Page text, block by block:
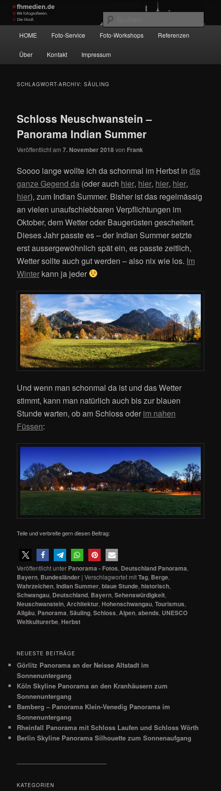
Zum
primären
Inhalt
springen
Zum
sekundären
Inhalt
springen
Wir fotografieren die Hauptstadt!
HOME Foto-Service Foto-Workshops Referenzen
Über Kontakt Impressum
SCHLAGWORT-ARCHIV:SÄULING
Schloss Neuschwanstein –
Panorama Indian Summer
Veröffentlicht am7. November 2018von Frank
Soooo lange wollte ich da schonmal im Herbst indie
ganze Gegend da (oder auch hier, hier, hier, hier,
hier), zum Indian Summer. Bisher ist das regelmässig
an vielen unaufschiebbaren Verpflichtungen im
Oktober, dem Wetter oder Baugerüsten gescheitert.
Dieses Jahr passte es – der Indian Summer setzte
erst aussergewöhnlich spät ein, es passte zeitlich,
Wetter sollte auch gut werden – also nix wie los. Im
Winter kann ja jeder
Und wenn man schonmal da ist und das Wetter
stimmt, kann man natürlich auch bis zur blauen
Stunde warten, ob am Schloss oder im nahen
Füssen:
Teile und verbreite gern diesen Beitrag:
Veröffentlicht unter Panorama - Fotos, Deutschland Panorama,
Bayern, Bundesländer |Verschlagwortet mitTag, Berge,
Wahrzeichen,Indian Summer,blaue Stunde,historisch,
Schwangau, Deutschland, Bayern,Sehenswürdigkeit,
Neuschwanstein, Architektur, Hohenschwangau,Tourismus,
Allgäu, Panorama,Säuling,Schloss, Alpen,abends, UNESCO
Weltkulturerbe, Herbst
NEUESTE BEITRÄGE
Görlitz Panorama an der Neisse Altstadt im
Sonnenuntergang
Köln Skyline Panorama an den Kranhäusern zum
Sonnenuntergang
Bamberg – Panorama Klein-Venedig Panorama im
Sonnenuntergang
Rheinfall Panorama mit Schloss Laufen und Schloss Wörth
Berlin Skyline Panorama Silhouette zum Sonnenaufgang
KATEGORIEN